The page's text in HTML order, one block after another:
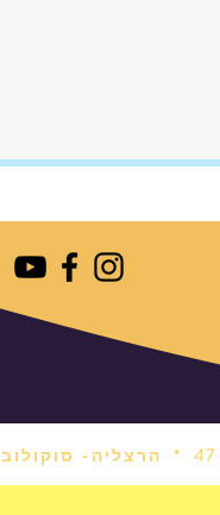
הרצליה- סוקולוב 36 הרצליה *